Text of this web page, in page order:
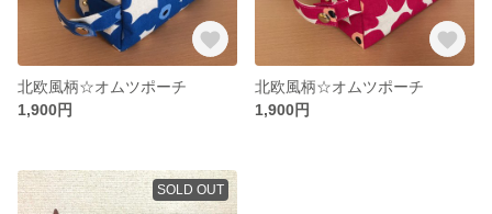
北欧風柄☆オムツポーチ
1,900円
北欧風柄☆オムツポーチ
1,900円
SOLD OUT